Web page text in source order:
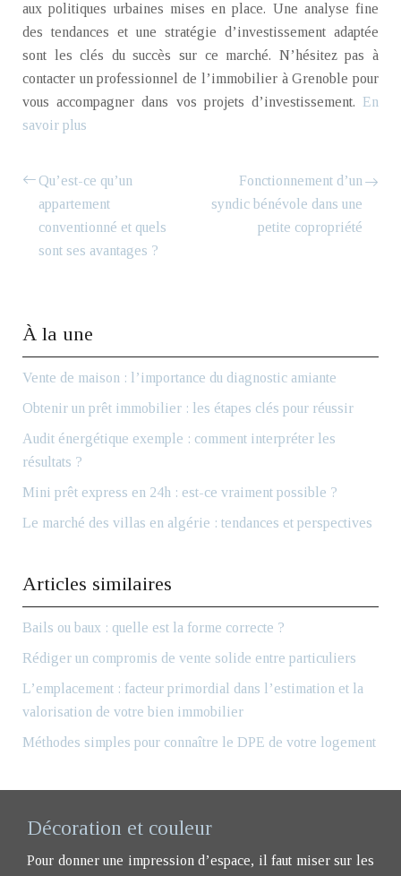
aux politiques urbaines mises en place. Une analyse fine
des tendances et une stratégie d’investissement adaptée
sont les clés du succès sur ce marché. N’hésitez pas à
contacter un professionnel de l’immobilier à Grenoble pour
vous accompagner dans vos projets d’investissement. En
savoir plus
Qu’est-ce qu’un
appartement
conventionné et quels
sont ses avantages ?
Fonctionnement d’un
syndic bénévole dans une
petite copropriété
À la une
Vente de maison : l’importance du diagnostic amiante
Obtenir un prêt immobilier : les étapes clés pour réussir
Audit énergétique exemple : comment interpréter les
résultats ?
Mini prêt express en 24h : est-ce vraiment possible ?
Le marché des villas en algérie : tendances et perspectives
Articles similaires
Bails ou baux : quelle est la forme correcte ?
Rédiger un compromis de vente solide entre particuliers
L’emplacement : facteur primordial dans l’estimation et la
valorisation de votre bien immobilier
Méthodes simples pour connaître le DPE de votre logement
Décoration et couleur
Pour donner une impression d’espace, il faut miser sur les